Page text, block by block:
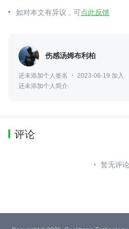
如对本文有异议，可点此反馈
伤感汤姆布利柏
还未添加个人签名
2023-06-19 加入
还未添加个人简介
评论
暂无评论